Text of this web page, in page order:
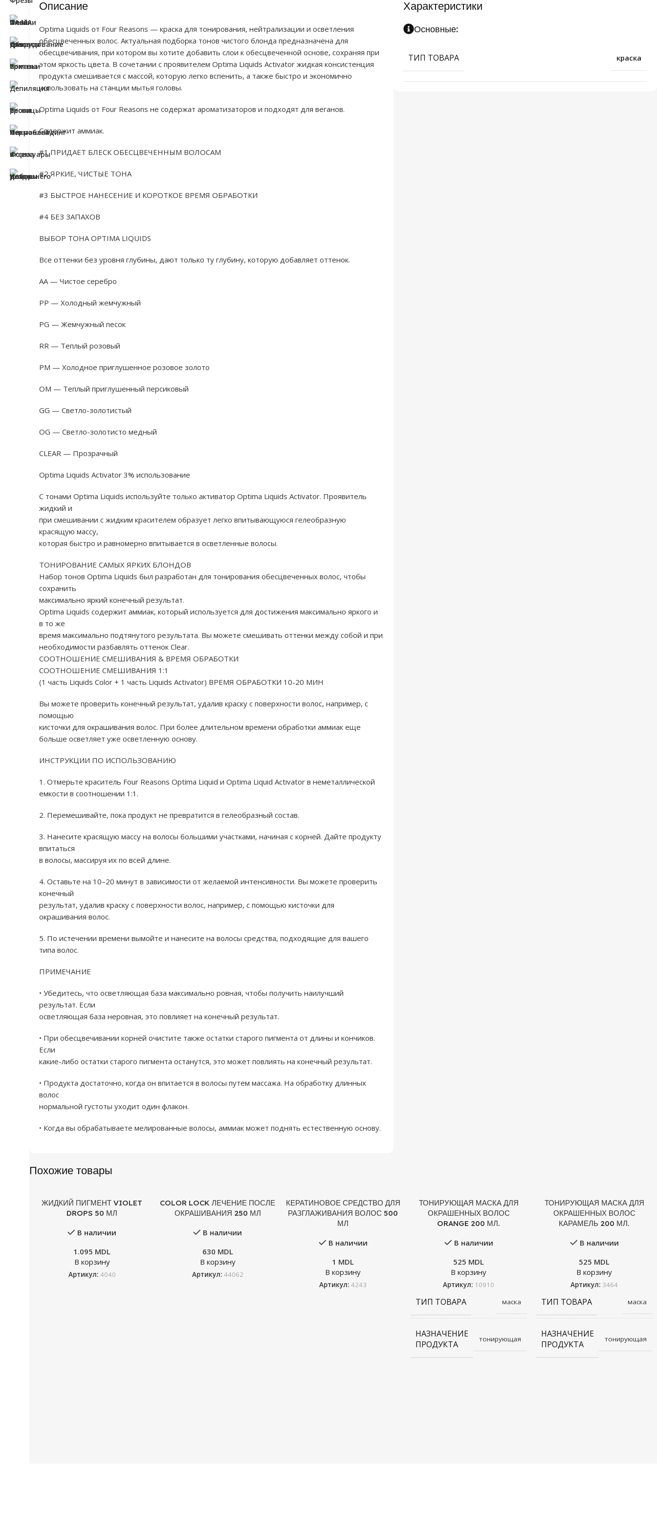
Описание
Optima Liquids от Four Reasons — краска для тонирования, нейтрализации и осветления
обесцвеченных волос. Актуальная подборка тонов чистого блонда предназначена для
обесцвечивания, при котором вы хотите добавить слои к обесцвеченной основе, сохраняя при
этом яркость цвета. В сочетании с проявителем Optima Liquids Activator жидкая консистенция
продукта смешивается с массой, которую легко вспенить, а также быстро и экономично
использовать на станции мытья головы.
Optima Liquids от Four Reasons не содержат ароматизаторов и подходят для веганов.
Содержит аммиак.
#1 ПРИДАЕТ БЛЕСК ОБЕСЦВЕЧЕННЫМ ВОЛОСАМ
#2 ЯРКИЕ, ЧИСТЫЕ ТОНА
#3 БЫСТРОЕ НАНЕСЕНИЕ И КОРОТКОЕ ВРЕМЯ ОБРАБОТКИ
#4 БЕЗ ЗАПАХОВ
ВЫБОР ТОНА OPTIMA LIQUIDS
Все оттенки без уровня глубины, дают только ту глубину, которую добавляет оттенок.
AA — Чистое серебро
PP — Холодный жемчужный
PG — Жемчужный песок
RR — Теплый розовый
PM — Холодное приглушенное розовое золото
OM — Теплый приглушенный персиковый
GG — Светло-золотистый
OG — Светло-золотисто медный
CLEAR — Прозрачный
Optima Liquids Activator 3% использование
С тонами Optima Liquids используйте только активатор Optima Liquids Activator. Проявитель
жидкий и
при смешивании с жидким красителем образует легко впитывающуюся гелеобразную
красящую массу,
которая быстро и равномерно впитывается в осветленные волосы.
ТОНИРОВАНИЕ САМЫХ ЯРКИХ БЛОНДОВ
Набор тонов Optima Liquids был разработан для тонирования обесцвеченных волос, чтобы
сохранить
максимально яркий конечный результат.
Optima Liquids содержит аммиак, который используется для достижения максимально яркого и
в то же
время максимально подтянутого результата. Вы можете смешивать оттенки между собой и при
необходимости разбавлять оттенок Clear.
СООТНОШЕНИЕ СМЕШИВАНИЯ & ВРЕМЯ ОБРАБОТКИ
СООТНОШЕНИЕ СМЕШИВАНИЯ 1:1
(1 часть Liquids Color + 1 часть Liquids Activator) ВРЕМЯ ОБРАБОТКИ 10-20 МИН
Вы можете проверить конечный результат, удалив краску с поверхности волос, например, с
помощью
кисточки для окрашивания волос. При более длительном времени обработки аммиак еще
больше осветляет уже осветленную основу.
ИНСТРУКЦИИ ПО ИСПОЛЬЗОВАНИЮ
1. Отмерьте краситель Four Reasons Optima Liquid и Optima Liquid Activator в неметаллической
емкости в соотношении 1:1.
2. Перемешивайте, пока продукт не превратится в гелеобразный состав.
3. Нанесите красящую массу на волосы большими участками, начиная с корней. Дайте продукту
впитаться
в волосы, массируя их по всей длине.
4. Оставьте на 10–20 минут в зависимости от желаемой интенсивности. Вы можете проверить
конечный
результат, удалив краску с поверхности волос, например, с помощью кисточки для
окрашивания волос.
5. По истечении времени вымойте и нанесите на волосы средства, подходящие для вашего
типа волос.
ПРИМЕЧАНИЕ
• Убедитесь, что осветляющая база максимально ровная, чтобы получить наилучший
результат. Если
осветляющая база неровная, это повлияет на конечный результат.
• При обесцвечивании корней очистите также остатки старого пигмента от длины и кончиков.
Если
какие-либо остатки старого пигмента останутся, это может повлиять на конечный результат.
• Продукта достаточно, когда он впитается в волосы путем массажа. На обработку длинных
волос
нормальной густоты уходит один флакон.
• Когда вы обрабатываете мелированные волосы, аммиак может поднять естественную основу.
Характеристики
Основные:
ТИП ТОВАРА краска
Похожие товары
ЖИДКИЙ ПИГМЕНТ VIOLET
DROPS 50 МЛ
В наличии
1.095 MDL
В корзину
Артикул: 4040
COLOR LOCK ЛЕЧЕНИЕ ПОСЛЕ
ОКРАШИВАНИЯ 250 МЛ
В наличии
630 MDL
В корзину
Артикул: 44062
КЕРАТИНОВОЕ СРЕДСТВО ДЛЯ
РАЗГЛАЖИВАНИЯ ВОЛОС 500
МЛ
В наличии
1 MDL
В корзину
Артикул:4243
ТОНИРУЮЩАЯ МАСКА ДЛЯ
ОКРАШЕННЫХ ВОЛОС
ORANGE 200 МЛ.
В наличии
525 MDL
В корзину
Артикул: 10910
ТИП ТОВАРА маска
НАЗНАЧЕНИЕ
ПРОДУКТА
тонирующая
ТОНИРУЮЩАЯ МАСКА ДЛЯ
ОКРАШЕННЫХ ВОЛОС
КАРАМЕЛЬ 200 МЛ.
В наличии
525 MDL
В корзину
Артикул: 3464
ТИП ТОВАРА маска
НАЗНАЧЕНИЕ
ПРОДУКТА
тонирующая